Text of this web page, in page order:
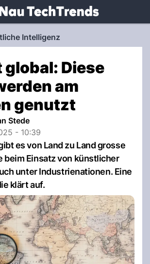
NAU.ch
Intelligenz
global: Diese
am
genutzt
Stede
- 10:39
es von Land zu Land grosse
beim Einsatz von künstlicher
unter Industrienationen. Eine
klärt auf.